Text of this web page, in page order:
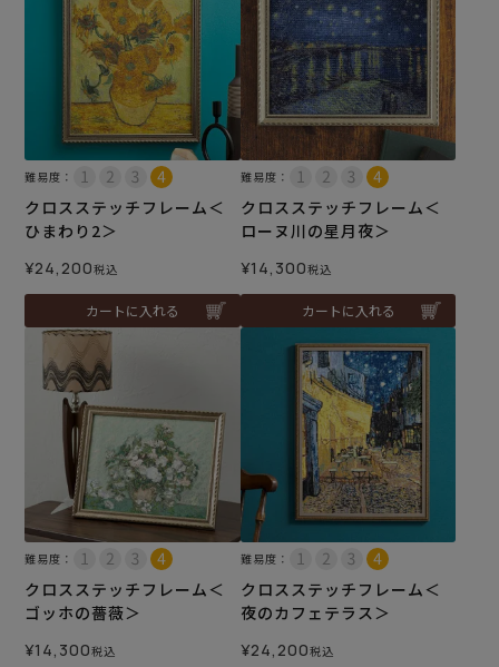
難易度：
クロスステッチフレーム＜
ひまわり2＞
¥24,200税込
カートに入れる
難易度：
クロスステッチフレーム＜
ローヌ川の星月夜＞
¥14,300税込
カートに入れる
難易度：
クロスステッチフレーム＜
ゴッホの薔薇＞
¥14,300税込
難易度：
クロスステッチフレーム＜
夜のカフェテラス＞
¥24,200税込